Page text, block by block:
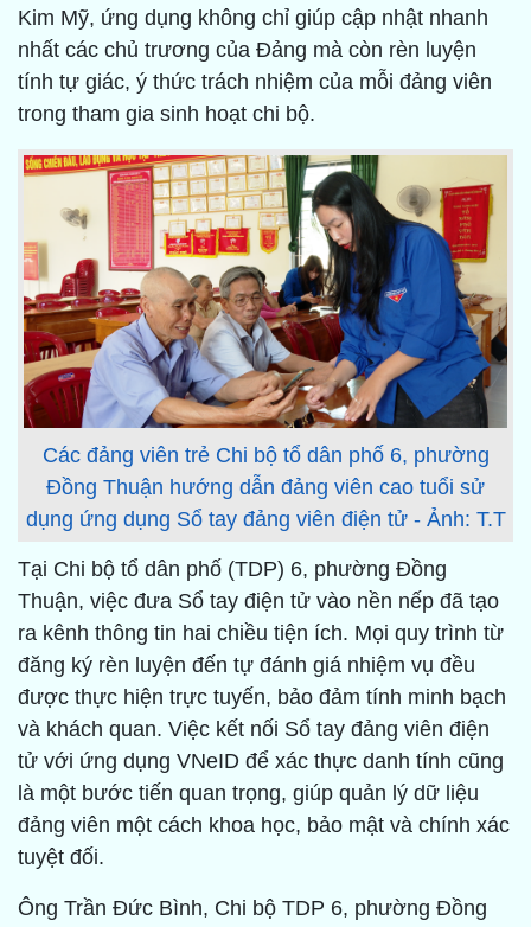
Kim Mỹ, ứng dụng không chỉ giúp cập nhật nhanh
nhất các chủ trương của Đảng mà còn rèn luyện
tính tự giác, ý thức trách nhiệm của mỗi đảng viên
trong tham gia sinh hoạt chi bộ.
Các đảng viên trẻ Chi bộ tổ dân phố 6, phường
Đồng Thuận hướng dẫn đảng viên cao tuổi sử
dụng ứng dụng Sổ tay đảng viên điện tử - Ảnh: T.T
Tại Chi bộ tổ dân phố (TDP) 6, phường Đồng
Thuận, việc đưa Sổ tay điện tử vào nền nếp đã tạo
ra kênh thông tin hai chiều tiện ích. Mọi quy trình từ
đăng ký rèn luyện đến tự đánh giá nhiệm vụ đều
được thực hiện trực tuyến, bảo đảm tính minh bạch
và khách quan. Việc kết nối Sổ tay đảng viên điện
tử với ứng dụng VNeID để xác thực danh tính cũng
là một bước tiến quan trọng, giúp quản lý dữ liệu
đảng viên một cách khoa học, bảo mật và chính xác
tuyệt đối.
Ông Trần Đức Bình, Chi bộ TDP 6, phường Đồng